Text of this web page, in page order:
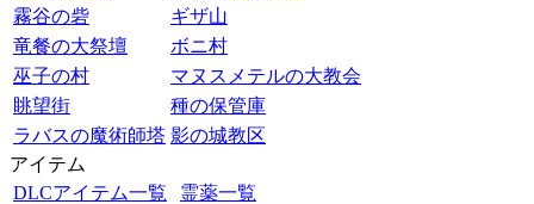
霧谷の砦
ギザ山
竜餐の大祭壇
ボニ村
巫子の村
マヌスメテルの大教会
眺望街
種の保管庫
ラバスの魔術師塔 影の城教区
アイテム
DLCアイテム一覧
霊薬一覧